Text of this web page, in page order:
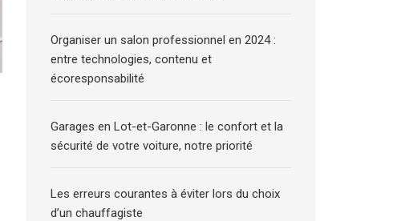
Organiser un salon professionnel en 2024 :
entre technologies, contenu et
écoresponsabilité
Garages en Lot-et-Garonne : le confort et la
sécurité de votre voiture, notre priorité
Les erreurs courantes à éviter lors du choix
d’un chauffagiste